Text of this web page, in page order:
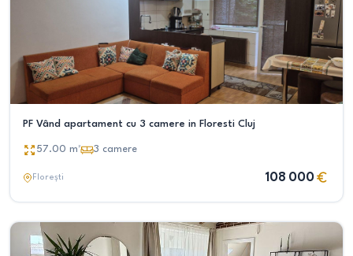
PF Vând apartament cu 3 camere in Floresti Cluj
57.00 m² 3 camere
Florești 108 000